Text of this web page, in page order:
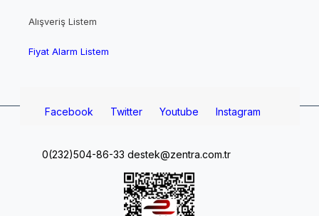
Alışveriş Listem
Fiyat Alarm Listem
Facebook Twitter Youtube Instagram
0(232)504-86-33 destek@zentra.com.tr